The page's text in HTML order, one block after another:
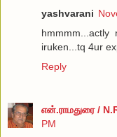
yashvarani
iruken...tq 4ur
Reply
என்.ராமதுரை /
PM